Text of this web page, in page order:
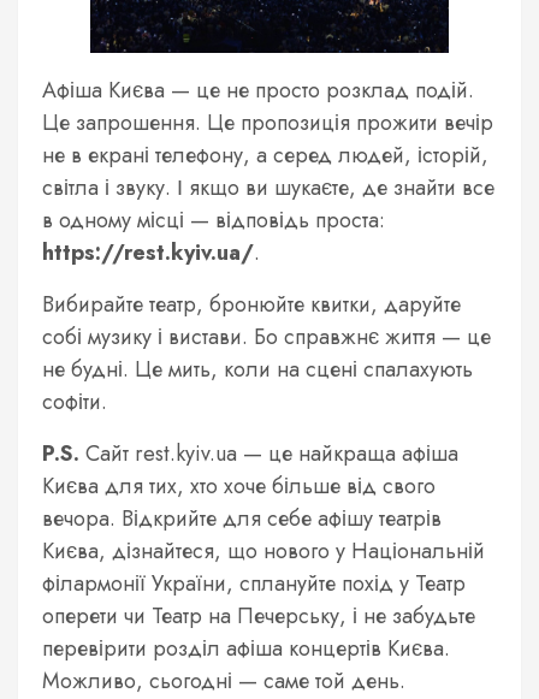
Афіша Києва — це не просто розклад подій.
Це запрошення. Це пропозиція прожити вечір
не в екрані телефону, а серед людей, історій,
світла і звуку. І якщо ви шукаєте, де знайти все
в одному місці — відповідь проста:
https://rest.kyiv.ua/.
Вибирайте театр, бронюйте квитки, даруйте
собі музику і вистави. Бо справжнє життя — це
не будні. Це мить, коли на сцені спалахують
софіти.
P.S. Сайт rest.kyiv.ua — це найкраща афіша
Києва для тих, хто хоче більше від свого
вечора. Відкрийте для себе афішу театрів
Києва, дізнайтеся, що нового у Національній
філармонії України, сплануйте похід у Театр
оперети чи Театр на Печерську, і не забудьте
перевірити розділ афіша концертів Києва.
Можливо, сьогодні — саме той день.